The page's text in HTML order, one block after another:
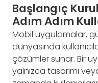
Başlangıç
Adım Adım
Mobil uygulamalar,
dünyasında
çözümler sunar. Bir
yalnızca tasarımı